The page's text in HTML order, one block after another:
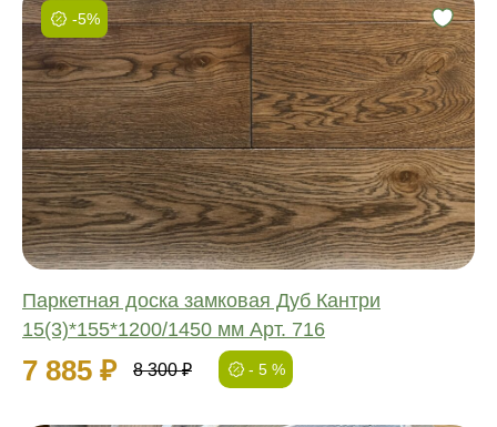
-5%
Паркетная доска замковая Дуб Кантри
15(3)*155*1200/1450 мм Арт. 716
7 885 ₽ 8 300 ₽ - 5 %
Фаска:
Соединение:
Обработка:
Длина:
Ширина:
Толщина: